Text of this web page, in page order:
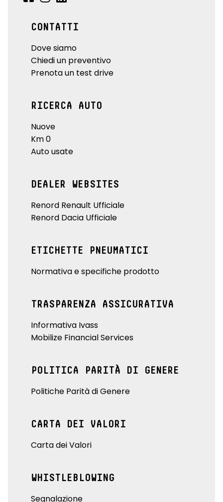
CONTATTI
Dove siamo
Chiedi un preventivo
Prenota un test drive
RICERCA AUTO
Nuove
Km 0
Auto usate
DEALER WEBSITES
Renord Renault Ufficiale
Renord Dacia Ufficiale
ETICHETTE PNEUMATICI
Normativa e specifiche prodotto
TRASPARENZA ASSICURATIVA
Informativa Ivass
Mobilize Financial Services
POLITICA PARITÀ DI GENERE
Politiche Parità di Genere
CARTA DEI VALORI
Carta dei Valori
WHISTLEBLOWING
Segnalazione